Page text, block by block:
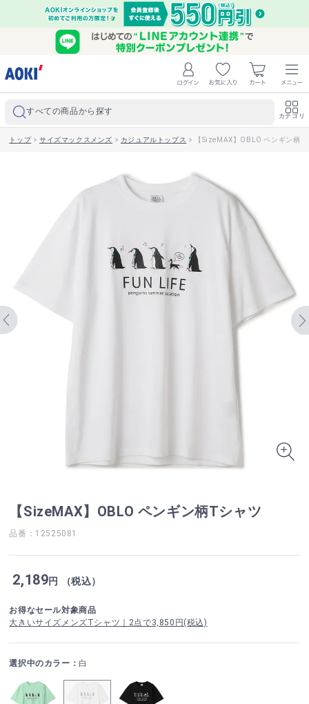
すべての商品から探す カテゴリ
トップ>サイズマックスメンズ > カジュアルトップス > 【SizeMAX】OBLO ペンギン柄T
【SizeMAX】OBLO ペンギン柄Tシャツ
品番：12525081
2,189円 （税込）
お得なセール対象商品
大きいサイズメンズTシャツ｜2点で3,850円(税込)
選択中のカラー： 白